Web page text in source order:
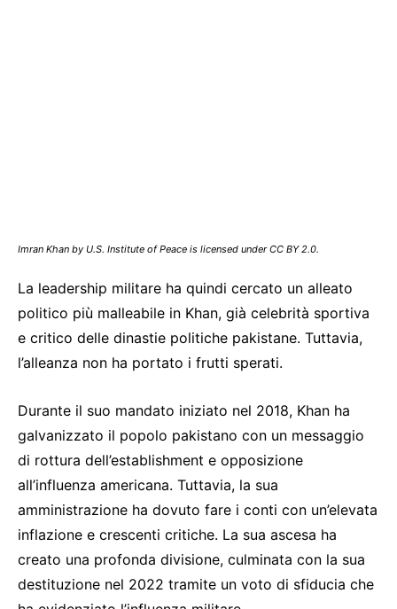
Imran Khan by U.S. Institute of Peace is licensed under CC BY 2.0.
La leadership militare ha quindi cercato un alleato
politico più malleabile in Khan, già celebrità sportiva
e critico delle dinastie politiche pakistane. Tuttavia,
l’alleanza non ha portato i frutti sperati.
Durante il suo mandato iniziato nel 2018, Khan ha
galvanizzato il popolo pakistano con un messaggio
di rottura dell’establishment e opposizione
all’influenza americana. Tuttavia, la sua
amministrazione ha dovuto fare i conti con un’elevata
inflazione e crescenti critiche. La sua ascesa ha
creato una profonda divisione, culminata con la sua
destituzione nel 2022 tramite un voto di sfiducia che